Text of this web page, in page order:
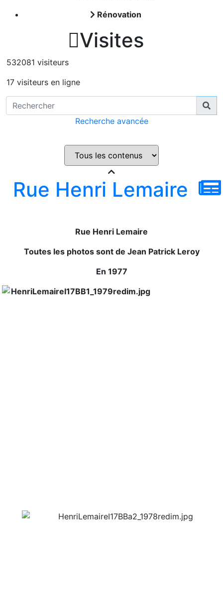
Rénovation
Visites
532081 visiteurs
17 visiteurs en ligne
Recherche avancée
Rue Henri Lemaire
Rue Henri Lemaire
Toutes les photos sont de Jean Patrick Leroy
En 1977